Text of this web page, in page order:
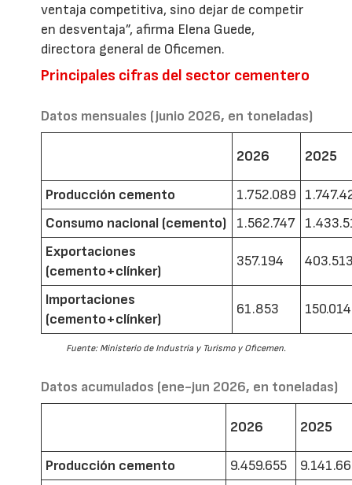
ventaja competitiva, sino dejar de competir
en desventaja”, afirma Elena Guede,
directora general de Oficemen.
Principales cifras del sector cementero
Datos mensuales (junio 2026, en toneladas)
2026 2025
Producción cemento 1.752.089
Consumo nacional (cemento)
1.562.747
Exportaciones
(cemento+clínker)
357.194
Importaciones
(cemento+clínker)
61.853 150.014
Fuente: Ministerio de Industria y Turismo y Oficemen.
Datos acumulados (ene-jun 2026, en toneladas)
2026 2025
Producción cemento 9.459.655